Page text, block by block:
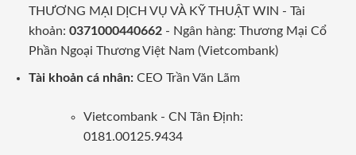
THƯƠNG MẠI DỊCH VỤ VÀ KỸ THUẬT WIN - Tài
khoản: 0371000440662- Ngân hàng: Thương Mại Cổ
Phần Ngoại Thương Việt Nam (Vietcombank)
Tài khoản cá nhân: CEO Trần Văn Lãm
Vietcombank - CN Tân Định:
0181.00125.9434